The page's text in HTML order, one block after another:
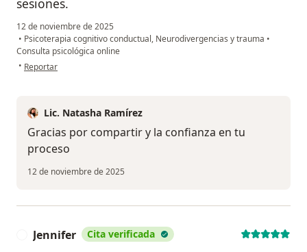
sesiones.
12 de noviembre de 2025
• Psicoterapia cognitivo conductual, Neurodivergencias y trauma •
Consulta psicológica online
• en opinión del usuario VAT
Reportar
Lic. Natasha Ramírez
Gracias por compartir y la confianza en tu
proceso
12 de noviembre de 2025
Jennifer Cita verificada